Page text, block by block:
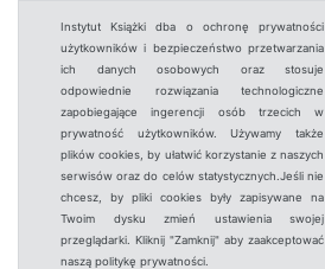
Instytut Książki dba o ochronę prywatności
użytkowników i bezpieczeństwo przetwarzania
ich danych osobowych oraz stosuje
odpowiednie rozwiązania technologiczne
zapobiegające ingerencji osób trzecich w
prywatność użytkowników. Używamy także
plików cookies, by ułatwić korzystanie z naszych
serwisów oraz do celów statystycznych.Jeśli nie
chcesz, by pliki cookies były zapisywane na
Twoim dysku zmień ustawienia swojej
przeglądarki. Kliknij "Zamknij" aby zaakceptować
naszą politykę prywatności.